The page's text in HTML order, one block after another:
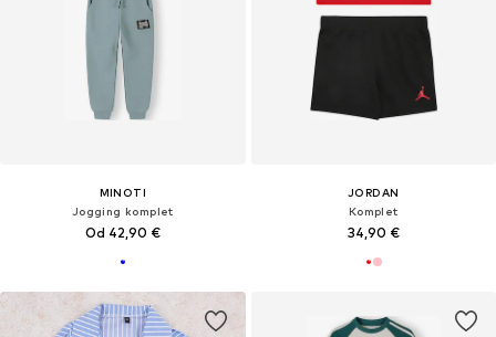
MINOTI
Jogging komplet
Od 42,90 €
JORDAN
Komplet
34,90 €